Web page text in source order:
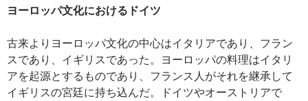
ヨーロッパ文化におけるドイツ
古来よりヨーロッパ文化の中心はイタリアであり、フラン
スであり、イギリスであった。ヨーロッパの料理はイタリ
アを起源とするものであり、フランス人がそれを継承して
イギリスの宮廷に持ち込んだ。ドイツやオーストリアで